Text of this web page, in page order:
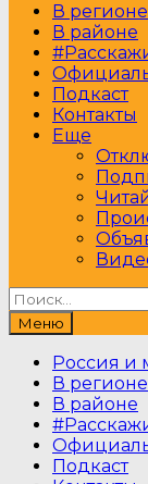
В регионе
В районе
Подкаст
Контакты
Еще
Найти:
Меню
Россия и
В регионе
В районе
Подкаст